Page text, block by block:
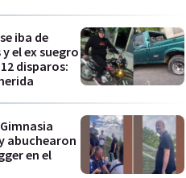
iba de
el ex suegro
disparos:
abuchearon
en el